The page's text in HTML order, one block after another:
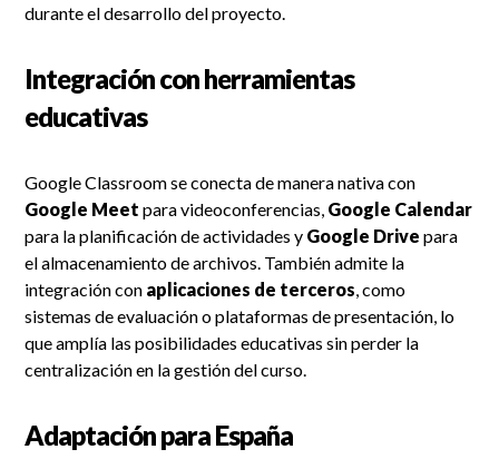
durante el desarrollo del proyecto.
Integración con herramientas
educativas
Google Classroom se conecta de manera nativa con
Google Meet para videoconferencias, Google Calendar
para la planificación de actividades y Google Drive para
el almacenamiento de archivos. También admite la
integración con aplicaciones de terceros , como
sistemas de evaluación o plataformas de presentación, lo
que amplía las posibilidades educativas sin perder la
centralización en la gestión del curso.
Adaptación para España